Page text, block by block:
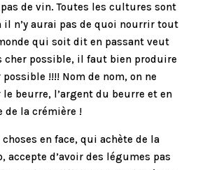
de vin. Toutes les cultures sont
il n’y aurai pas de quoi nourrir tout
qui soit dit en passant veut
cher possible, il faut bien produire
!!!! Nom de nom, on ne
beurre, l’argent du beurre et en
de la crémière !
choses en face, qui achète de la
accepte d’avoir des légumes pas